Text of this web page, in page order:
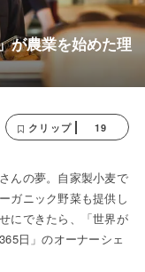
が農業を始めた理
クリップ 19
んの夢。自家製小麦で
ガニック野菜も提供し
にできたら、「世界が
日」のオーナーシェ